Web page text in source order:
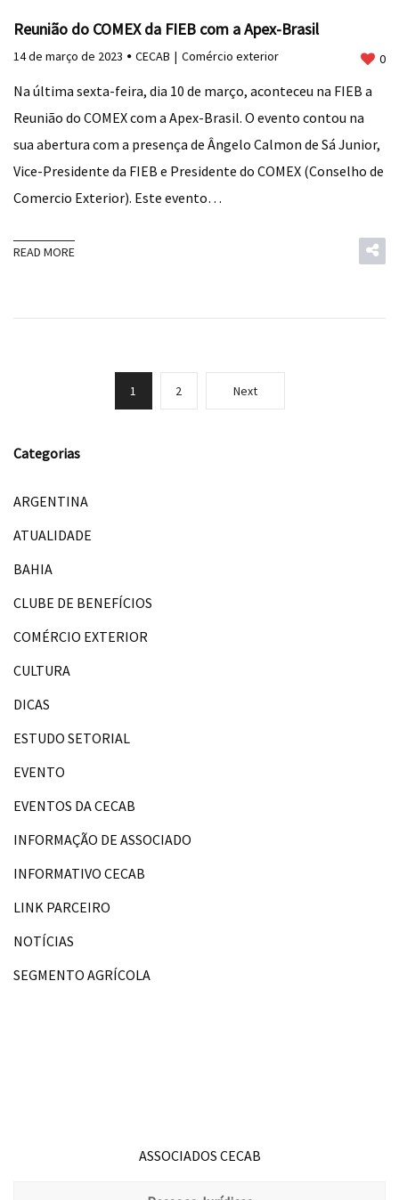
Reunião do COMEX da FIEB com a Apex-Brasil
14 de março de 2023 CECAB Comércio exterior 0
Na última sexta-feira, dia 10 de março, aconteceu na FIEB a
Reunião do COMEX com a Apex-Brasil. O evento contou na
sua abertura com a presença de Ângelo Calmon de Sá Junior,
Vice-Presidente da FIEB e Presidente do COMEX (Conselho de
Comercio Exterior). Este evento…
READ MORE
1 2 Next
Categorias
ARGENTINA
ATUALIDADE
BAHIA
CLUBE DE BENEFÍCIOS
COMÉRCIO EXTERIOR
CULTURA
DICAS
ESTUDO SETORIAL
EVENTO
EVENTOS DA CECAB
INFORMAÇÃO DE ASSOCIADO
INFORMATIVO CECAB
LINK PARCEIRO
NOTÍCIAS
SEGMENTO AGRÍCOLA
ASSOCIADOS CECAB